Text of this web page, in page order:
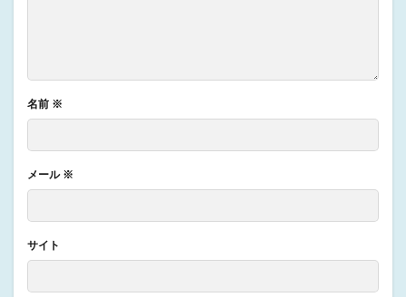
名前 ※
メール ※
サイト